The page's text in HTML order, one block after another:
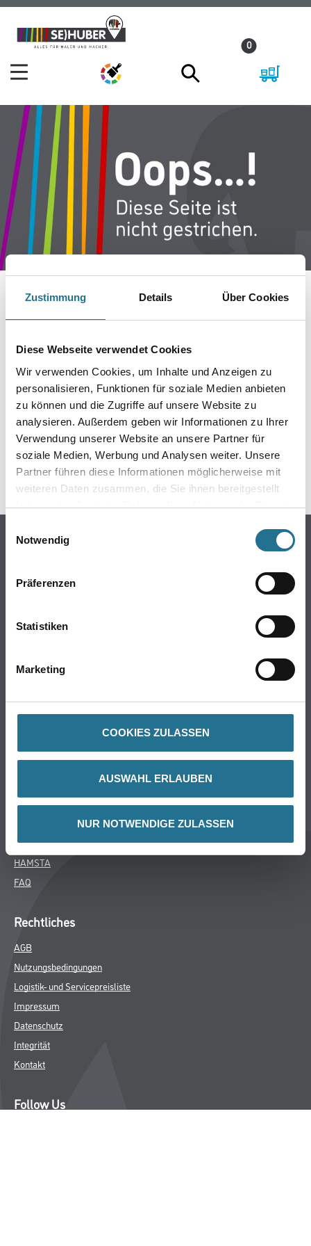
Zustimmung Details Über Cookies
Diese Webseite verwendet Cookies
Wir verwenden Cookies, um Inhalte und Anzeigen zu
personalisieren, Funktionen für soziale Medien anbieten
zu können und die Zugriffe auf unsere Website zu
analysieren. Außerdem geben wir Informationen zu Ihrer
Verwendung unserer Website an unsere Partner für
soziale Medien, Werbung und Analysen weiter. Unsere
Partner führen diese Informationen möglicherweise mit
weiteren Daten zusammen, die Sie ihnen bereitgestellt
haben oder die sie im Rahmen Ihrer Nutzung der Dienste
Notwendig
Präferenzen
Statistiken
Marketing
COOKIES ZULASSEN
AUSWAHL ERLAUBEN
NUR NOTWENDIGE ZULASSEN
Zum
Inhalt
Zum
Navigationsmenü
0
EIN KLEINER ZWISCHENFALL
IST AUFGETRETEN
Keine Sorge, wir pinseln schon an der Lösung und
werden das Problem so schnell wie möglich beheben.
Erkunden Sie in der Zwischenzeit unseren Online-Shop
und lassen Sie sich inspirieren.
ZURÜCK ZUM ONLINE-SHOP
Online-Shop
WDV-Systeme
Putze- und Spachtelmassen
Werkzeug & Maschinen
Verbrauchsmaterialien
Unternehmen
Services
M-Plus
HAMSTA
FAQ
Rechtliches
AGB
Nutzungsbedingungen
Logistik- und Servicepreisliste
Impressum
Datenschutz
Integrität
Kontakt
Follow Us